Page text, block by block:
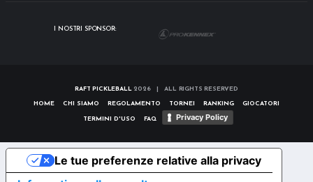
I NOSTRI SPONSOR:
RAFT PICKLEBALL2026 | ALL RIGHTS RESERVED
HOME CHI SIAMO REGOLAMENTO TORNEI RANKING GIOCATORI
TERMINI D'USO FAQ Privacy Policy
Le tue preferenze relative alla privacy